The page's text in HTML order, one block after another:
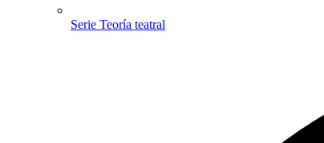
Serie Teoría teatral